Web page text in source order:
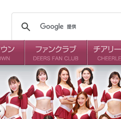
メンバー
ミッション
ダイアリー